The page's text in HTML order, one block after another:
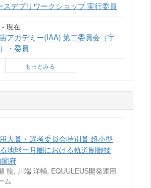
スデブリワークショップ 実行委員
現在
アカデミー(IAA) 第二委員会（宇
・委員
もっとみる
大賞・選考委員会特別賞 超小型
地球ー月圏における軌道制御技
府
龍, 川端 洋輔, EQUULEUS開発運用
ム